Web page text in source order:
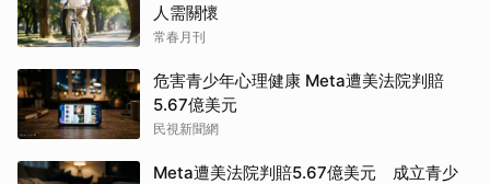
人需關懷
常春月刊
危害青少年心理健康 Meta遭美法院判賠
5.67億美元
民視新聞網
Meta遭美法院判賠5.67億美元 成立青少